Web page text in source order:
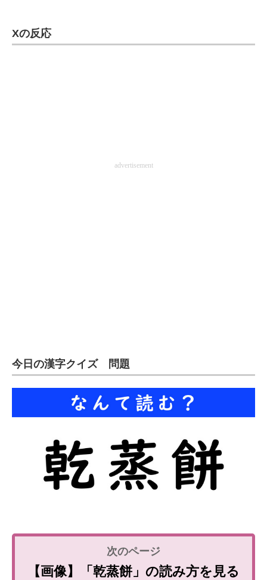
企業向けIT製品の総合サイト
Xの反応
advertisement
今日の漢字クイズ 問題
【画像】「乾蒸餅」の読み方を見る